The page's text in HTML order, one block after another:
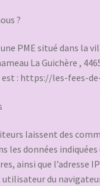
?
PME situé dans la
La Guichère ,
: https://les-fees-
laissent des
les données
ainsi que l’adresse
utilisateur du